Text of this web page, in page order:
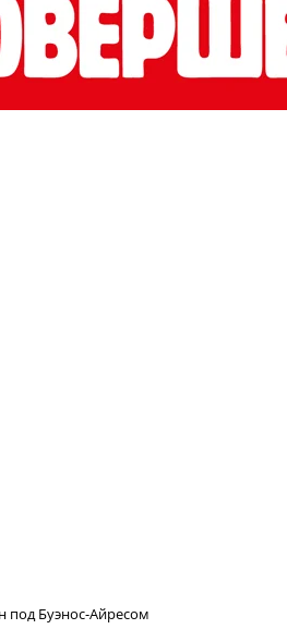
под Буэнос-Айресом